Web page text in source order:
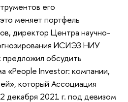
его
меняет портфель
директор Центра научно-
ИСИЭЗ НИУ
обсудить
«People Investor: компании,
который Ассоциация
декабря 2021 г. под девизом